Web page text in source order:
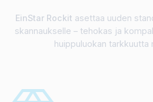
EinStar Rockit asettaa uuden
skannaukselle – tehokas ja
huippuluokan tarkkuutta